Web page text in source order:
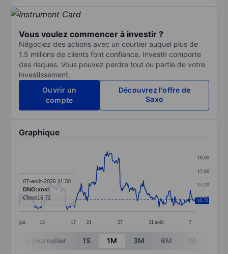
Vous voulez commencer à investir ?
Négociez des actions avec un courtier auquel plus de
1.5 millions de clients font confiance. Investir comporte
des risques. Vous pouvez perdre tout ou partie de votre
investissement.
Ouvrir un
compte
Découvrez l'offre de
Saxo
Graphique
Line chart with 340 data points.
The chart has 1 X axis displaying categories.
The chart has 1 Y axis displaying values. Data ranges
juil. 13 17 21 27 31 août 7
16,80
17,20
17,60
18,00
16,74
07-août-2026 11:30
DNO:xosl
Close16,72
End of interactive chart.
Intra-journalier 1S 1M 3M 6M 1A